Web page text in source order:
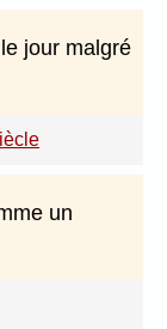
jour malgré
un